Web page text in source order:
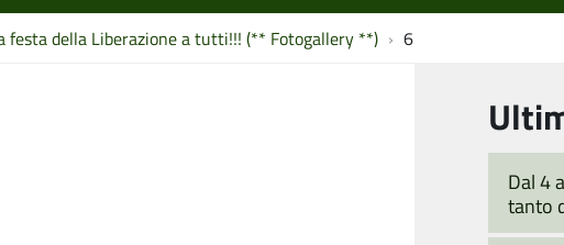
festa della Liberazione a tutti!!! (** Fotogallery **) 6
Dal 4
tanto